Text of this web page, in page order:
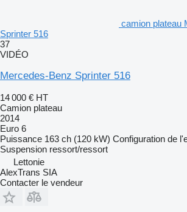
camion plateau
Sprinter 516
37
VIDÉO
Mercedes-Benz Sprinter 516
14 000 € HT
Camion plateau
2014
Euro 6
Puissance 163 ch (120 kW) Configuration de
Suspension ressort/ressort
Lettonie
AlexTrans SIA
Contacter le vendeur